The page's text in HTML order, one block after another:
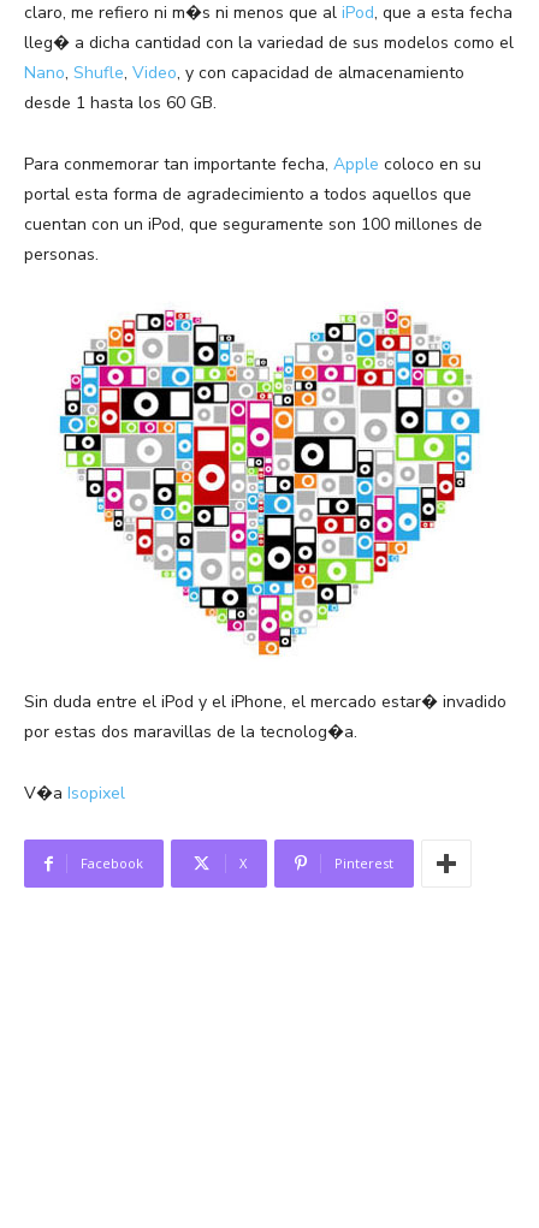
claro, me refiero ni m�s ni menos que al iPod, que a esta fecha
lleg� a dicha cantidad con la variedad de sus modelos como el
Nano, Shufle, Video, y con capacidad de almacenamiento
desde 1 hasta los 60 GB.
Para conmemorar tan importante fecha, Apple coloco en su
portal esta forma de agradecimiento a todos aquellos que
cuentan con un iPod, que seguramente son 100 millones de
personas.
Sin duda entre el iPod y el iPhone, el mercado estar� invadido
por estas dos maravillas de la tecnolog�a.
V�a Isopixel
Facebook X Pinterest